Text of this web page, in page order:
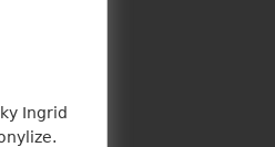
Ingrid